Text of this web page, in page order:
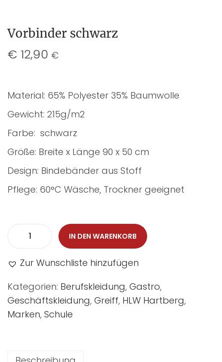
Vorbinder schwarz
€ 12,90 €
Material: 65% Polyester 35% Baumwolle
Gewicht: 215g/m2
Farbe: schwarz
Größe: Breite x Länge 90 x 50 cm
Design: Bindebänder aus Stoff
Pflege: 60°C Wäsche, Trockner geeignet
IN DEN WARENKORB
Zur Wunschliste hinzufügen
Kategorien: Berufskleidung, Gastro,
Geschäftskleidung, Greiff, HLW Hartberg,
Marken, Schule